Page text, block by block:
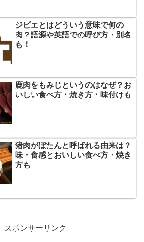
ジビエとはどういう意味で何の
肉？語源や英語での呼び方・別名
も！
鹿肉をもみじというのはなぜ？お
いしい食べ方・焼き方・味付けも
猪肉がぼたんと呼ばれる由来は？
味・食感とおいしい食べ方・焼き
方も
スポンサーリンク